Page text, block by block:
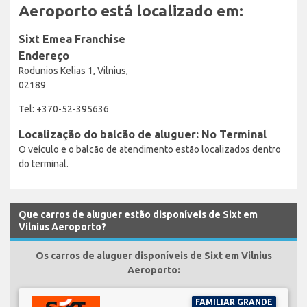
Aeroporto está localizado em:
Sixt Emea Franchise
Endereço
Rodunios Kelias 1, Vilnius,
02189
Tel: +370-52-395636
Localização do balcão de aluguer: No Terminal
O veículo e o balcão de atendimento estão localizados dentro
do terminal.
Que carros de aluguer estão disponíveis de Sixt em
Vilnius Aeroporto?
Os carros de aluguer disponíveis de Sixt em Vilnius
Aeroporto:
FAMILIAR GRANDE